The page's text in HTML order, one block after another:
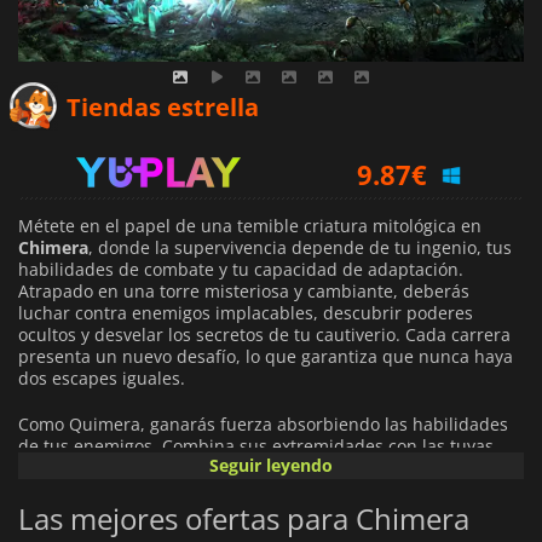
Tiendas estrella
9.87€
9.90€
Métete en el papel de una temible criatura mitológica en
Chimera, donde la supervivencia depende de tu ingenio, tus
habilidades de combate y tu capacidad de adaptación.
Atrapado en una torre misteriosa y cambiante, deberás
luchar contra enemigos implacables, descubrir poderes
ocultos y desvelar los secretos de tu cautiverio. Cada carrera
presenta un nuevo desafío, lo que garantiza que nunca haya
dos escapes iguales.
Como Quimera, ganarás fuerza absorbiendo las habilidades
de tus enemigos. Combina sus extremidades con las tuyas
para desbloquear poderes únicos y crear estructuras
personalizar tu estilo de juego, lo que te permitirá
experimentar con innumerables estrategias a medida que
Seguir leyendo
Las mejores ofertas para Chimera